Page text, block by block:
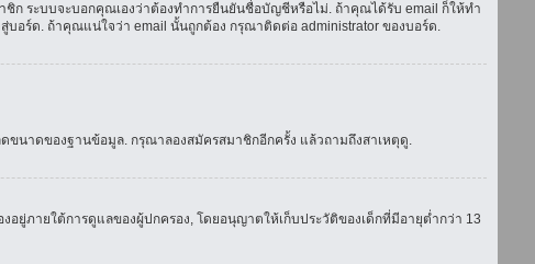
ก ระบบจะบอกคุณเองว่าต้องทำการยืนยันชื่อบัญชีหรือไม่. ถ้าคุณได้รับ email ก็ให้ทำ
อร์ด. ถ้าคุณแน่ใจว่า email นั้นถูกต้อง กรุณาติดต่อ administrator ของบอร์ด.
ขนาดของฐานข้อมูล. กรุณาลองสมัครสมาชิกอีกครั้ง แล้วถามถึงสาเหตุดู.
อยู่ภายใต้การดูแลของผู้ปกครอง, โดยอนุญาตให้เก็บประวัติของเด็กที่มีอายุต่ำกว่า 13